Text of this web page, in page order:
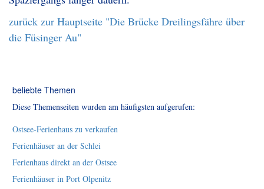
zurück zur Hauptseite "Die Brücke Dreilingsfähre über
die Füsinger Au"
beliebte Themen
Diese Themenseiten wurden am häufigsten aufgerufen:
Ostsee-Ferienhaus zu verkaufen
Ferienhäuser an der Schlei
Ferienhaus direkt an der Ostsee
Ferienhäuser in Port Olpenitz